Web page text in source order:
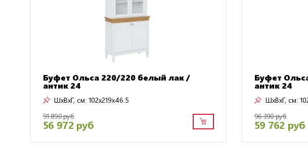
Буфет Ольса 220/220 белый лак /
антик 24
ШxВxГ, см: 102x219x46.5
91 890 руб
56 972 руб
Буфет
антик 24
ШxВxГ, см:
96 390 руб
59 762 руб